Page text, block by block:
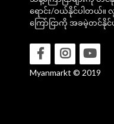
ရောင်း/ဝယ်နိုင်ပါတယ်။
ကြော်ငြာကို အခမဲ့တင်နိုင်ပ
Myanmarkt © 2019